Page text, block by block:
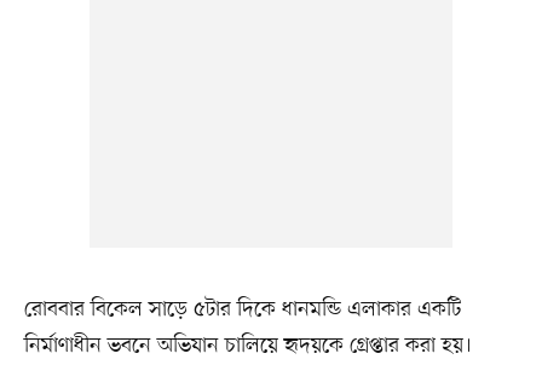
রোববার বিকেল সাড়ে ৫টার দিকে ধানমন্ডি এলাকার একটি
নির্মাণাধীন ভবনে অভিযান চালিয়ে হৃদয়কে গ্রেপ্তার করা হয়।